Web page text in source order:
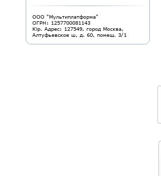
ООО "Мультиплатформа"
ОГРН: 1257700081143
Юр. Адрес: 127549, город Москва,
Алтуфьевское ш, д. 60, помещ. 3/1